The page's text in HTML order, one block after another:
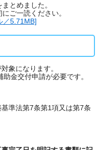
とめました。
ご一読ください。
／5.71MB]
象になります。
助金交付申請が必要です。
準法第7条第1項又は第7条